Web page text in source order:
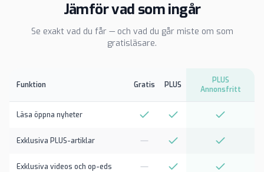
Jämför vad som ingår
Se exakt vad du får — och vad du går miste om som
gratisläsare.
Funktion Gratis PLUS
PLUS
Annonsfritt
Läsa öppna nyheter
Exklusiva PLUS-artiklar
Exklusiva videos och op-eds